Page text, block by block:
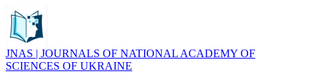
JNAS | JOURNALS OF NATIONAL ACADEMY OF
SCIENCES OF UKRAINE